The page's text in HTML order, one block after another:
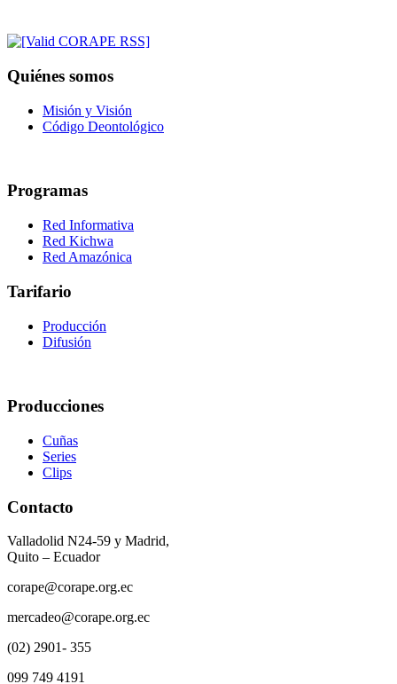
Quiénes somos
Misión y Visión
Código Deontológico
Programas
Red Informativa
Red Kichwa
Red Amazónica
Tarifario
Producción
Difusión
Producciones
Cuñas
Series
Clips
Contacto
Valladolid N24-59 y Madrid,
Quito – Ecuador
corape@corape.org.ec
mercadeo@corape.org.ec
(02) 2901- 355
099 749 4191